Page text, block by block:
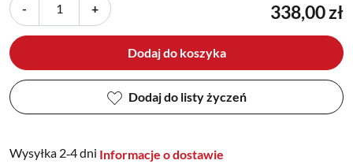
- + 338,00 zł
Dodaj do koszyka
Dodaj do listy życzeń
Wysyłka 2‑4 dni Informacje o dostawie